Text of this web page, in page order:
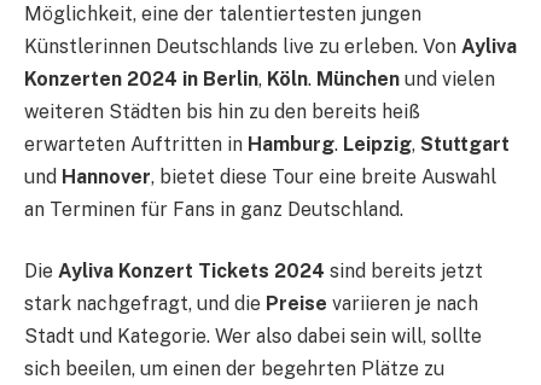
Möglichkeit, eine der talentiertesten jungen
Künstlerinnen Deutschlands live zu erleben. Von Ayliva
Konzerten 2024 in Berlin, Köln. München und vielen
weiteren Städten bis hin zu den bereits heiß
erwarteten Auftritten in Hamburg. Leipzig, Stuttgart
und Hannover, bietet diese Tour eine breite Auswahl
an Terminen für Fans in ganz Deutschland.
Die Ayliva Konzert Tickets 2024 sind bereits jetzt
stark nachgefragt, und die Preise variieren je nach
Stadt und Kategorie. Wer also dabei sein will, sollte
sich beeilen, um einen der begehrten Plätze zu